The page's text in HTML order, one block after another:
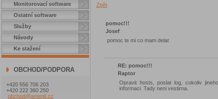
Monitorovací software
Ostatní software
Služby
Návody
Ke stažení
OBCHOD/PODPORA
+420 556 706 203
+420 222 360 250
obchod@amenit.cz
Zpět
pomoc!!!
Josef
pomoc te mi co mam delat
RE: pomoc!!!
Raptor
Opravit hosts, poslat log, cokoliv
informaci. Tady neni vestirna.